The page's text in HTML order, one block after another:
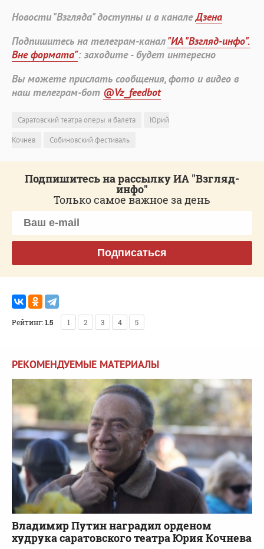
Новости "Взгляда" доступны и в каналеДзена
Подпишитесь на телеграм-канал"ИА "Взгляд-инфо".
Вне формата": заходите - будет интересно
Вы можете прислать сообщения, фото и видео в
наш телеграм-бот @Vz_feedbot
Саратовский театра оперы и балета
Юрий
Кочнев
Собиновский фестиваль
Подпишитесь на рассылку ИА "Взгляд-
инфо"
Только самое важное за день
Подписаться
Рейтинг:1.5 1 2 3 4 5
РЕКОМЕНДУЕМЫЕ МАТЕРИАЛЫ
Владимир Путин наградил орденом
худрука саратовского театра Юрия Кочнева